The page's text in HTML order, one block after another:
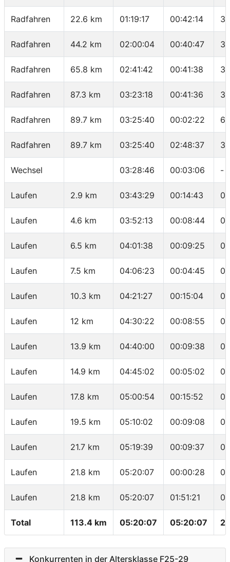
Radfahren 22.6 km 01:19:17 00:42:14
Radfahren 44.2 km 02:00:04 00:40:47
Radfahren 65.8 km 02:41:42 00:41:38
Radfahren 87.3 km 03:23:18 00:41:36
Radfahren 89.7 km 03:25:40 00:02:22
Radfahren 89.7 km 03:25:40 02:48:37
Wechsel 03:28:46 00:03:06 -
Laufen 2.9 km 03:43:29 00:14:43
Laufen 4.6 km 03:52:13 00:08:44
Laufen 6.5 km 04:01:38 00:09:25
Laufen 7.5 km 04:06:23 00:04:45
Laufen 10.3 km 04:21:27 00:15:04
Laufen 12 km 04:30:22 00:08:55
Laufen 13.9 km 04:40:00 00:09:38
Laufen 14.9 km 04:45:02 00:05:02
Laufen 17.8 km 05:00:54 00:15:52
Laufen 19.5 km 05:10:02 00:09:08
Laufen 21.7 km 05:19:39 00:09:37
Laufen 21.8 km 05:20:07 00:00:28
Laufen 21.8 km 05:20:07 01:51:21
Total 113.4 km 05:20:07 05:20:07
Konkurrenten in der Altersklasse F25-29